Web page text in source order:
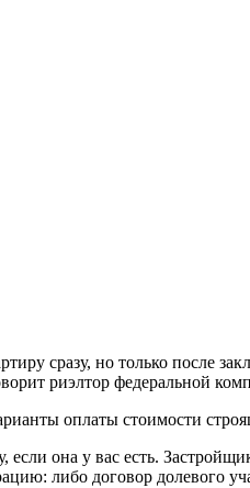
сразу, но только после
риэлтор федеральной
оплаты стоимости
она у вас есть.
либо договор долевого